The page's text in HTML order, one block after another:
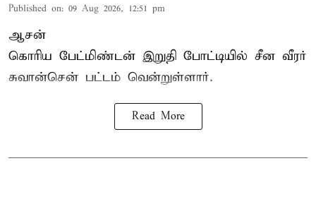
Published on: 09 Aug 2026, 12:51 pm
ஆசன்
கொரிய பேட்மிண்டன் இறுதி போட்டியில் சீன வீரர்
சுவான்சென் பட்டம் வென்றுள்ளார்.
Read More